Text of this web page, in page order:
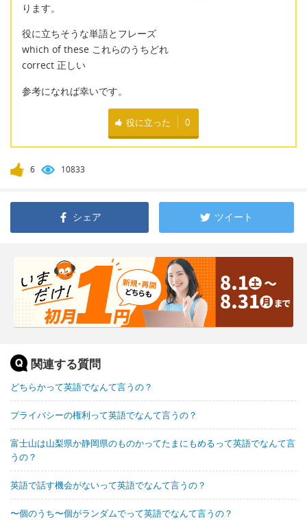
ります。
役に立ちそうな単語とフレーズ
which of these これらのうちどれ
correct 正しい
参考になれば幸いです。
役に立った 0
6 10833
シェア ツイート
関連する質問
どちらかって英語でなんて言うの？
プライバシーの権利って英語でなんて言うの？
富士山は山梨県か静岡県のものかってたまにもめるって英語でなんて言
うの？
英語で話す機会がないって英語でなんて言うの？
〜個のうち〜個がランダムでって英語でなんて言うの？